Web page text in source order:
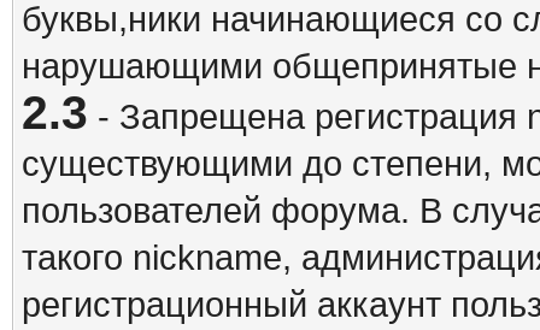
буквы,ники начинающиеся со
нарушающими общепринятые
2.3 - Запрещена регистрация
существующими до степени,
пользователей форума. В
такого nickname,
регистрационный аккаунт